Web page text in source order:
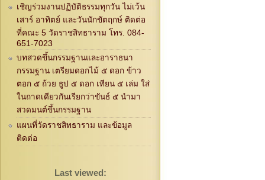
เชิญร่วมงานปฏิบัติธรรมทุกวัน ไม่เว้น
เสาร์ อาทิตย์ และวันนักขัตฤกษ์ ติดต่อ
ที่คณะ 5 วัดราชสิทธาราม โทร. 084-
651-7023
บทสวดขึ้นกรรมฐานและอาราธนา
กรรมฐาน เตรียมดอกไม้ ๕ ดอก ข้าว
ตอก ๕ ถ้วย ธูป ๕ ดอก เทียน ๕ เล่ม ใส่
ในถาดเดียวกันเรียกว่าขันธ์ ๕ นำมา
สวดมนต์ขึ้นกรรมฐาน
แผนที่วัดราชสิทธาราม และข้อมูล
ติดต่อ
Last viewed: